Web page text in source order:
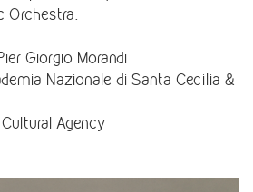
Orchestra.
Giorgio Morandi
Nazionale di Santa Cecilia &
Agency